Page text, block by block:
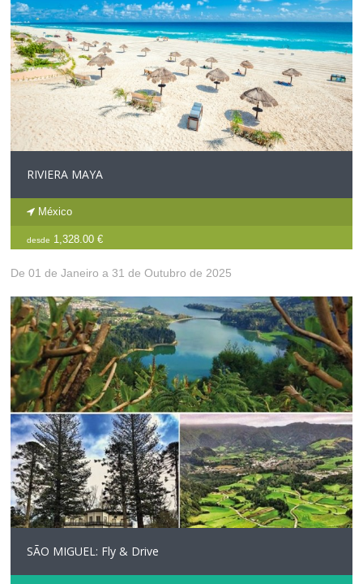
RIVIERA MAYA
México
desde 1,328.00 €
De 01 de Janeiro a 31 de Outubro de 2025
SÃO MIGUEL: Fly & Drive